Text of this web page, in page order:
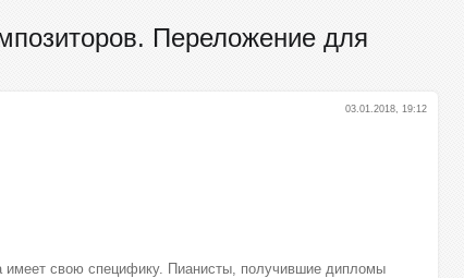
Переложение для
03.01.2018, 19:12
имеет свою специфику. Пианисты, получившие дипломы